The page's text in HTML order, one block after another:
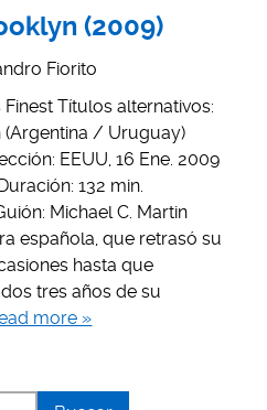
(2009)
Fiorito
Títulos alternativos:
(Argentina / Uruguay)
EEUU, 16 Ene. 2009
132 min.
Michael C. Martin
española, que retrasó su
hasta que
tres años de su
more »